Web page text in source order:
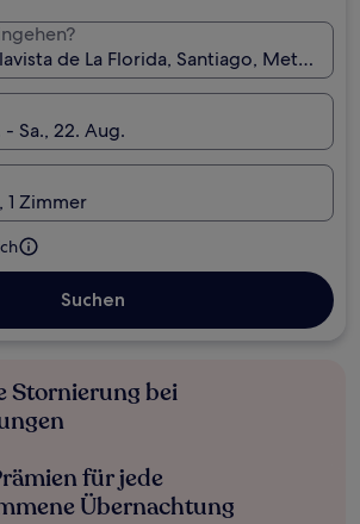
de La Florida, Santiago,
- Sa., 22. Aug.
1 Zimmer
Suchen
Stornierung bei
für jede
Übernachtung